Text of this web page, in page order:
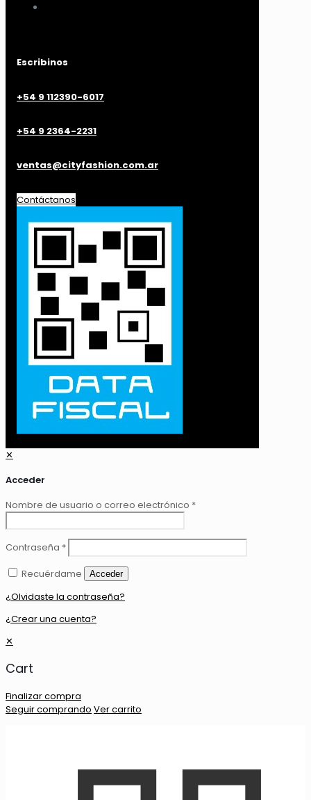
Escribinos
+54 9 112390-6017
+54 9 2364-2231
ventas@cityfashion.com.ar
Contáctanos
✕
Acceder
Nombre de usuario o correo electrónico *
Contraseña *
Recuérdame
Acceder
¿Olvidaste la contraseña?
¿Crear una cuenta?
✕
Cart
Finalizar compra
Seguir comprando Ver carrito